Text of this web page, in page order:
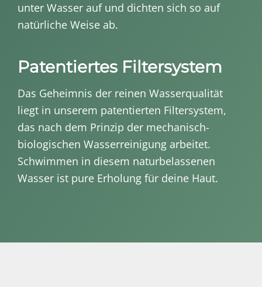
unter Wasser auf und dichten sich so auf
natürliche Weise ab.
Patentiertes Filtersystem
Das Geheimnis der reinen Wasserqualität
liegt in unserem patentierten Filtersystem,
das nach dem Prinzip der mechanisch-
biologischen Wasserreinigung arbeitet.
Schwimmen in diesem naturbelassenen
Wasser ist pure Erholung für deine Haut.